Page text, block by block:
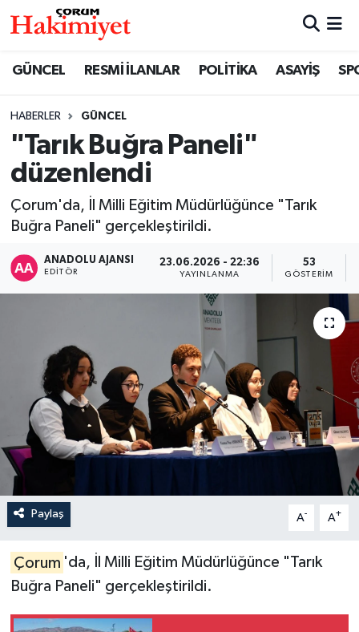
GÜNCEL RESMİ İLANLAR POLİTİKA ASAYİŞ
HABERLER GÜNCEL
"Tarık Buğra Paneli"
düzenlendi
Çorum'da, İl Milli Eğitim Müdürlüğünce "Tarık
Buğra Paneli" gerçekleştirildi.
ANADOLU AJANSI
EDITÖR
23.06.2026 - 22:36
YAYINLANMA
53
GÖSTERIM
Paylaş A- A+
Çorum 'da, İl Milli Eğitim Müdürlüğünce "Tarık
Buğra Paneli" gerçekleştirildi.
SAĞLIK
ASAYİŞ
EKONOMİ
GÜNCEL
EĞİTİM
İLÇELER
OTOPARK
Nöbetçi Eczaneler
Çorum Namaz Vakitleri
Trafik Durumu
Süper Lig Puan Durumu ve Fikstür
Tüm Manşetler
Haber Arşivi